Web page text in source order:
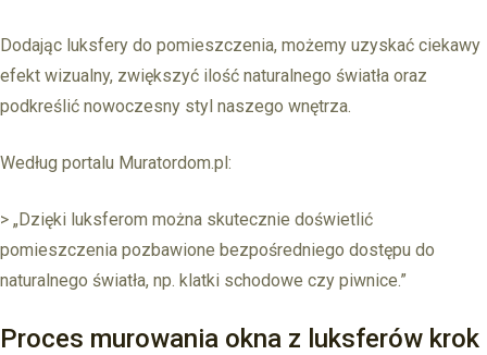
Dodając luksfery do pomieszczenia, możemy uzyskać ciekawy
efekt wizualny, zwiększyć ilość naturalnego światła oraz
podkreślić nowoczesny styl naszego wnętrza.
Według portalu Muratordom.pl:
> „Dzięki luksferom można skutecznie doświetlić
pomieszczenia pozbawione bezpośredniego dostępu do
naturalnego światła, np. klatki schodowe czy piwnice.”
Proces murowania okna z luksferów krok